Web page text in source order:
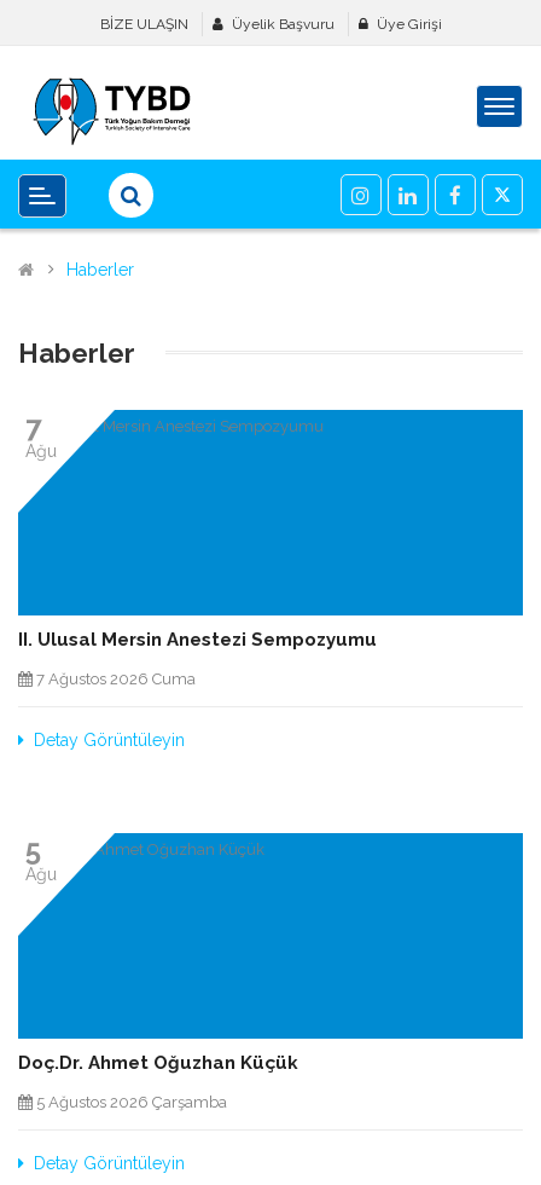
BİZE ULAŞIN Üyelik Başvuru Üye Girişi
Haberler
Haberler
7
Ağu
II. Ulusal Mersin Anestezi Sempozyumu
7 Ağustos 2026 Cuma
Detay Görüntüleyin
5
Ağu
Doç.Dr. Ahmet Oğuzhan Küçük
5 Ağustos 2026 Çarşamba
Detay Görüntüleyin